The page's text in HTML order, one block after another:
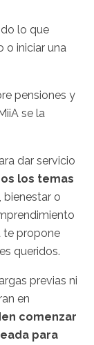
lo que
o iniciar una
pensiones y
se la
dar servicio
los temas
bienestar o
te propone
queridos.
previas ni
en
comenzar
para